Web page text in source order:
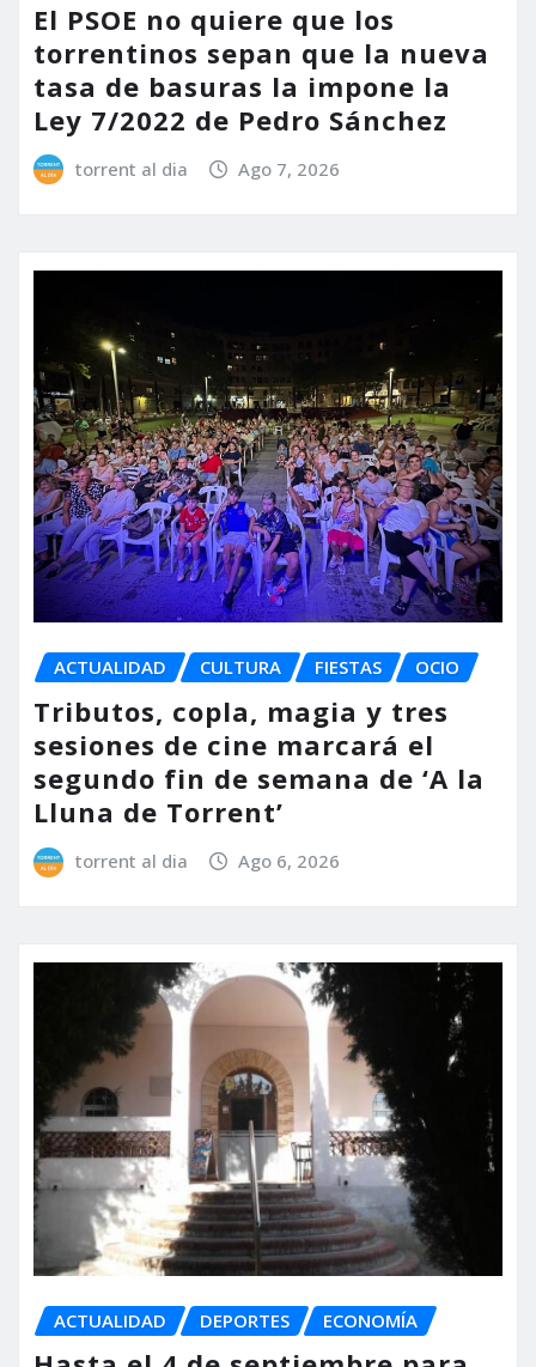
El PSOE no quiere que los
torrentinos sepan que la nueva
tasa de basuras la impone la
Ley 7/2022 de Pedro Sánchez
torrent al dia Ago 7, 2026
ACTUALIDAD CULTURA FIESTAS OCIO
Tributos, copla, magia y tres
sesiones de cine marcará el
segundo fin de semana de ‘A la
Lluna de Torrent’
torrent al dia Ago 6, 2026
ACTUALIDAD DEPORTES ECONOMÍA